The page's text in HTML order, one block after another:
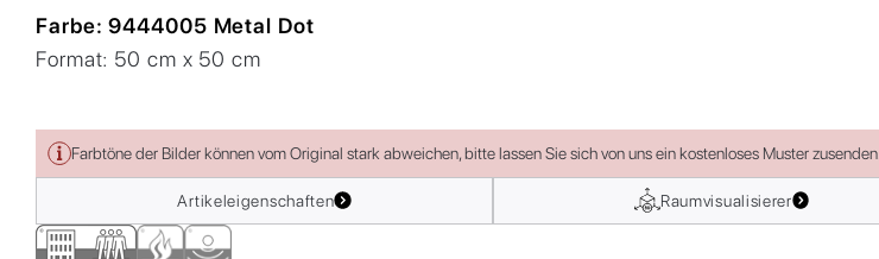
Farbe:9444005 Metal Dot
Format: 50 cm x 50 cm
Farbtöne der Bilder können vom Original stark abweichen, bitte lassen Sie sich von uns ein kostenloses Muster zusenden.
Artikeleigenschaften Raumvisualisierer